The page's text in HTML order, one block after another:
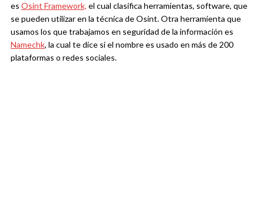
es Osint Framework, el cual clasifica herramientas, software, que
se pueden utilizar en la técnica de Osint. Otra herramienta que
usamos los que trabajamos en seguridad de la información es
Namechk, la cual te dice si el nombre es usado en más de 200
plataformas o redes sociales.